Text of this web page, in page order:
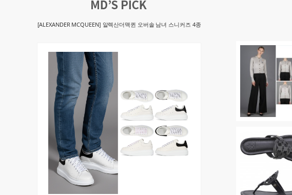
[ALEXANDER MCQUEEN] 알렉산더맥퀸 오버솔 남녀 스니커즈 4종